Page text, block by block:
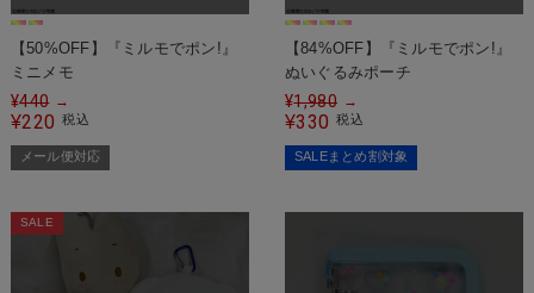
【50%OFF】『ミルモでポン!』
ミニメモ
¥440 →
¥220 税込
メール便対応
【84%OFF】『ミルモでポン!』
ぬいぐるみポーチ
¥1,980 →
¥330 税込
SALEまとめ割対象
SALE